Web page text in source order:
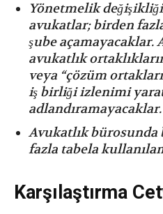
⁠Yönetmelik
avukatlar; birden
şube açamayacaklar.
avukatlık
veya “çözüm
iş birliği izlenimi
⁠Avukatlık
fazla tabela
Karşılaştırma